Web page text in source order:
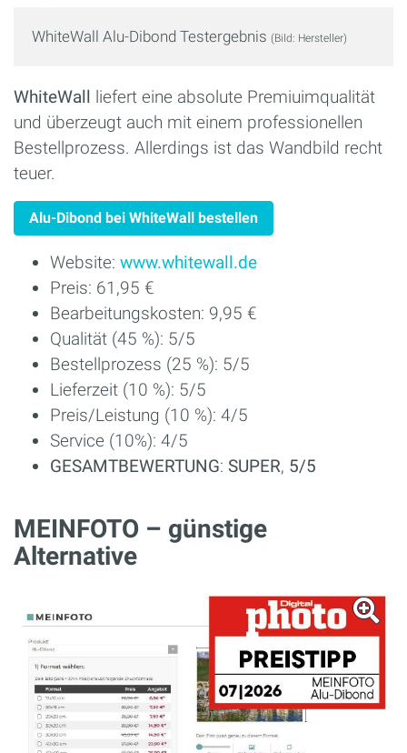
WhiteWall Alu-Dibond Testergebnis (Bild: Hersteller)
WhiteWall liefert eine absolute Premiuimqualität
und überzeugt auch mit einem professionellen
Bestellprozess. Allerdings ist das Wandbild recht
teuer.
Alu-Dibond bei WhiteWall bestellen
Website: www.whitewall.de
Preis: 61,95 €
Bearbeitungskosten: 9,95 €
Qualität (45 %): 5/5
Bestellprozess (25 %): 5/5
Lieferzeit (10 %): 5/5
Preis/Leistung (10 %): 4/5
Service (10%): 4/5
GESAMTBEWERTUNG: SUPER, 5/5
MEINFOTO – günstige
Alternative